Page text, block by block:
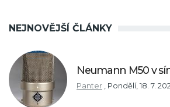
NEJNOVĚJŠÍ ČLÁNKY
Neumann M50 v
Panter , Pondělí, 18. 7.